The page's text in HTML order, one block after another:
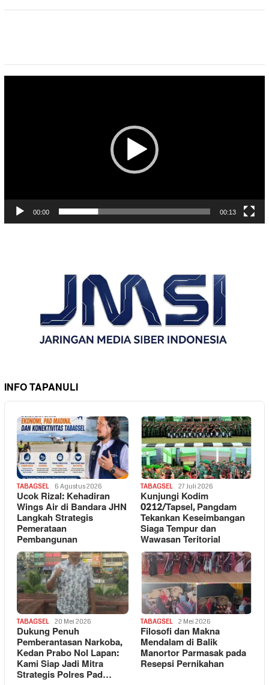
00:00 00:13
INFO TAPANULI
TABAGSEL 6 Agustus 2026
Ucok Rizal: Kehadiran
Wings Air di Bandara JHN
Langkah Strategis
Pemerataan
Pembangunan
TABAGSEL 27 Juli 2026
Kunjungi Kodim
0212/Tapsel, Pangdam
Tekankan Keseimbangan
Siaga Tempur dan
Wawasan Teritorial
TABAGSEL 20 Mei 2026
Dukung Penuh
Pemberantasan Narkoba,
Kedan Prabo Nol Lapan:
Kami Siap Jadi Mitra
Strategis Polres Pad…
TABAGSEL 2 Mei 2026
Filosofi dan Makna
Mendalam di Balik
Manortor Parmasak pada
Resepsi Pernikahan